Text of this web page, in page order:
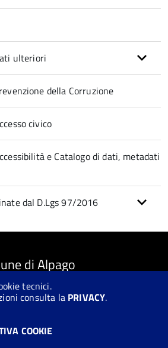
tecnici.
consulta la PRIVACY.
COOKIE
ulteriori
della Corruzione
civico
e Catalogo di dati, metadati
dal D.Lgs 97/2016
di Alpago